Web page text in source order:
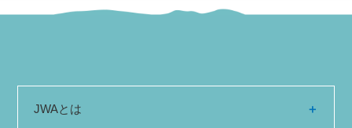
JWAとは